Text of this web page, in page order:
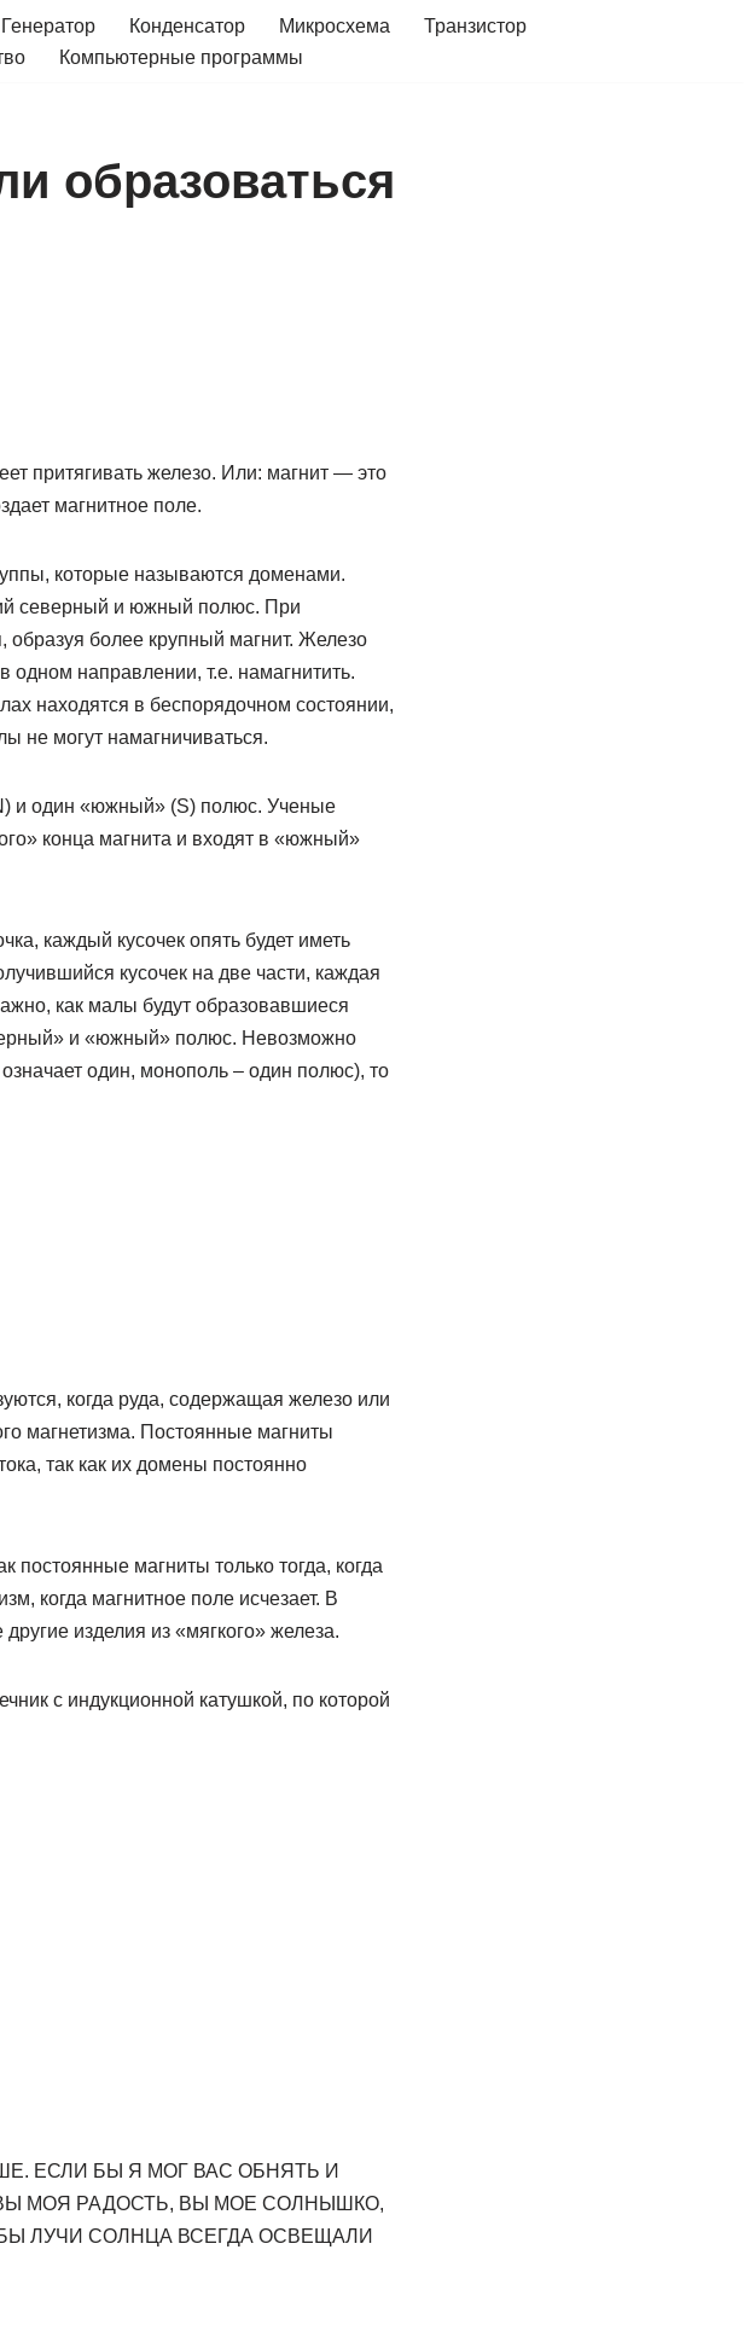
Генератор Конденсатор Микросхема
Транзистор
Компьютерные программы
образоваться
притягивать железо. Или: магнит — это
магнитное поле.
которые называются доменами.
северный и южный полюс. При
образуя более крупный магнит. Железо
направлении, т.е. намагнитить.
находятся в беспорядочном состоянии,
не могут намагничиваться.
и один «южный» (S) полюс. Ученые
конца магнита и входят в «южный»
каждый кусочек опять будет иметь
кусочек на две части, каждая
как малы будут образовавшиеся
и «южный» полюс. Невозможно
один, монополь – один полюс), то
когда руда, содержащая железо или
магнетизма. Постоянные магниты
так как их домены постоянно
постоянные магниты только тогда, когда
когда магнитное поле исчезает. В
изделия из «мягкого» железа.
с индукционной катушкой, по которой
ЕСЛИ БЫ Я МОГ ВАС ОБНЯТЬ И
МОЯ РАДОСТЬ, ВЫ МОЕ СОЛНЫШКО,
ЛУЧИ СОЛНЦА ВСЕГДА ОСВЕЩАЛИ